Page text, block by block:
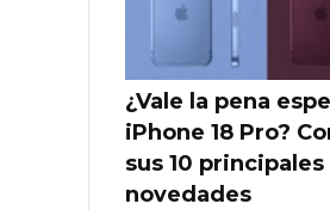
¿Vale la pena
iPhone 18 Pro?
sus 10 principales
novedades